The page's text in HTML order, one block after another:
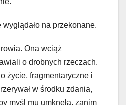
na przekonane.
Ona wciąż
o drobnych rzeczach.
życie, fragmentaryczne i
w środku zdania,
myśl mu umknęła, zanim